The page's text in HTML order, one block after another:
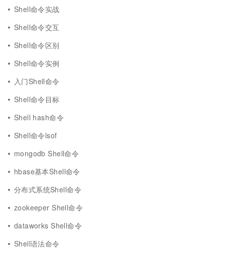
Shell命令实战
Shell命令交互
Shell命令区别
Shell命令实例
入门Shell命令
Shell命令目标
Shell hash命令
Shell命令lsof
mongodb Shell命令
hbase基本Shell命令
分布式系统Shell命令
zookeeper Shell命令
dataworks Shell命令
Shell语法命令